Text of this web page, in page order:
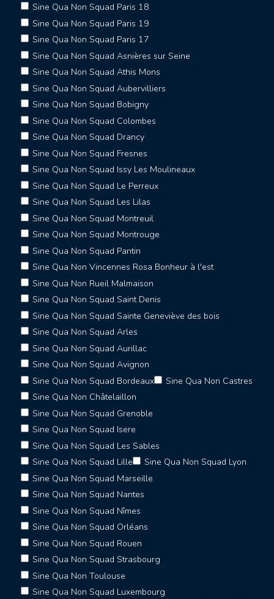
Sine Qua Non Squad Paris 18
Sine Qua Non Squad Paris 19
Sine Qua Non Squad Paris 17
Sine Qua Non Squad Asnières sur Seine
Sine Qua Non Squad Athis Mons
Sine Qua Non Squad Aubervilliers
Sine Qua Non Squad Bobigny
Sine Qua Non Squad Colombes
Sine Qua Non Squad Drancy
Sine Qua Non Squad Fresnes
Sine Qua Non Squad Issy Les Moulineaux
Sine Qua Non Squad Le Perreux
Sine Qua Non Squad Les Lilas
Sine Qua Non Squad Montreuil
Sine Qua Non Squad Montrouge
Sine Qua Non Squad Pantin
Sine Qua Non Vincennes Rosa Bonheur à l'est
Sine Qua Non Rueil Malmaison
Sine Qua Non Squad Saint Denis
Sine Qua Non Squad Sainte Geneviève des bois
Sine Qua Non Squad Arles
Sine Qua Non Squad Aurillac
Sine Qua Non Squad Avignon
Sine Qua Non Squad Bordeaux
Sine Qua Non Castres
Sine Qua Non Châtelaillon
Sine Qua Non Squad Grenoble
Sine Qua Non Squad Isere
Sine Qua Non Squad Les Sables
Sine Qua Non Squad Lille
Sine Qua Non Squad Lyon
Sine Qua Non Squad Marseille
Sine Qua Non Squad Nantes
Sine Qua Non Squad Nîmes
Sine Qua Non Squad Orléans
Sine Qua Non Squad Rouen
Sine Qua Non Squad Strasbourg
Sine Qua Non Toulouse
Sine Qua Non Squad Luxembourg